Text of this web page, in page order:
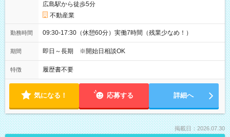
広島駅から徒歩5分
不動産業
勤務時間 09:30-17:30（休憩60分）実働7時間（残業少なめ！）
期間 即日～長期 ※開始日相談OK
特徴 履歴書不要
気になる！ 応募する 詳細へ
掲載日：2026.07.30